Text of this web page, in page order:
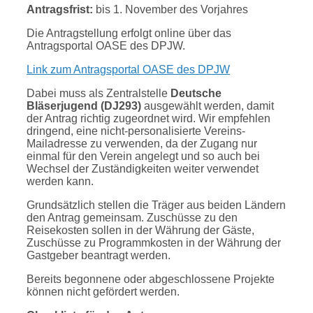
Antragsfrist: bis 1. November des Vorjahres
Die Antragstellung erfolgt online über das
Antragsportal OASE des DPJW.
Link zum Antragsportal OASE des DPJW
Dabei muss als Zentralstelle Deutsche
Bläserjugend (DJ293) ausgewählt werden, damit
der Antrag richtig zugeordnet wird. Wir empfehlen
dringend, eine nicht-personalisierte Vereins-
Mailadresse zu verwenden, da der Zugang nur
einmal für den Verein angelegt und so auch bei
Wechsel der Zuständigkeiten weiter verwendet
werden kann.
Grundsätzlich stellen die Träger aus beiden Ländern
den Antrag gemeinsam. Zuschüsse zu den
Reisekosten sollen in der Währung der Gäste,
Zuschüsse zu Programmkosten in der Währung der
Gastgeber beantragt werden.
Bereits begonnene oder abgeschlossene Projekte
können nicht gefördert werden.